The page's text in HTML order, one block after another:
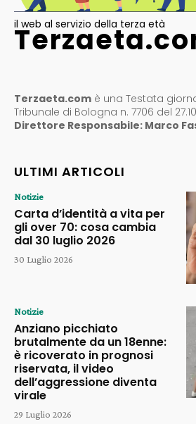
il web al servizio della terza età
Terzaeta.com è una Testata
Tribunale di Bologna n. 7706 del
Direttore Responsabile: Marco
ULTIMI ARTICOLI
Notizie
Carta d’identità a vita per
gli over 70: cosa cambia
dal 30 luglio 2026
30 Luglio 2026
Notizie
Anziano picchiato
brutalmente da un 18enne:
è ricoverato in prognosi
riservata, il video
dell’aggressione diventa
virale
29 Luglio 2026